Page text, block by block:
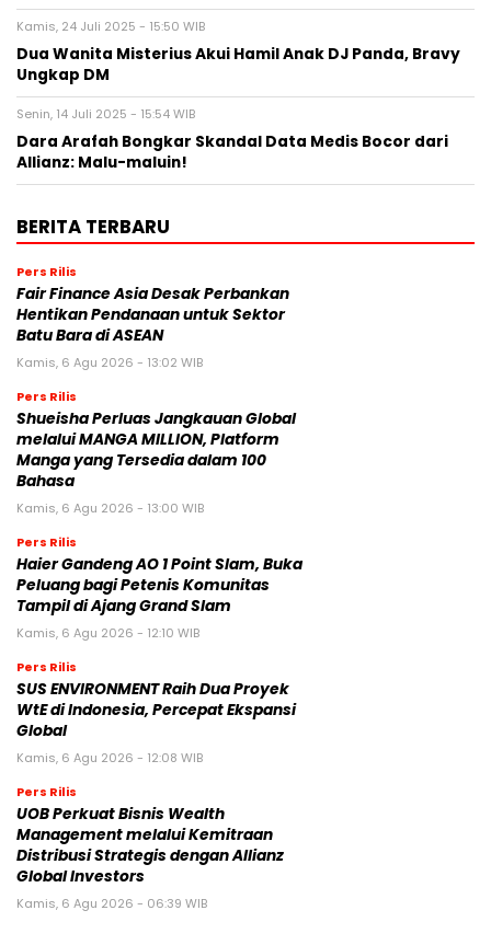
Kamis, 24 Juli 2025 - 15:50 WIB
Dua Wanita Misterius Akui Hamil Anak DJ Panda, Bravy
Ungkap DM
Senin, 14 Juli 2025 - 15:54 WIB
Dara Arafah Bongkar Skandal Data Medis Bocor dari
Allianz: Malu-maluin!
BERITA TERBARU
Pers Rilis
Fair Finance Asia Desak Perbankan
Hentikan Pendanaan untuk Sektor
Batu Bara di ASEAN
Kamis, 6 Agu 2026 - 13:02 WIB
Pers Rilis
Shueisha Perluas Jangkauan Global
melalui MANGA MILLION, Platform
Manga yang Tersedia dalam 100
Bahasa
Kamis, 6 Agu 2026 - 13:00 WIB
Pers Rilis
Haier Gandeng AO 1 Point Slam, Buka
Peluang bagi Petenis Komunitas
Tampil di Ajang Grand Slam
Kamis, 6 Agu 2026 - 12:10 WIB
Pers Rilis
SUS ENVIRONMENT Raih Dua Proyek
WtE di Indonesia, Percepat Ekspansi
Global
Kamis, 6 Agu 2026 - 12:08 WIB
Pers Rilis
UOB Perkuat Bisnis Wealth
Management melalui Kemitraan
Distribusi Strategis dengan Allianz
Global Investors
Kamis, 6 Agu 2026 - 06:39 WIB